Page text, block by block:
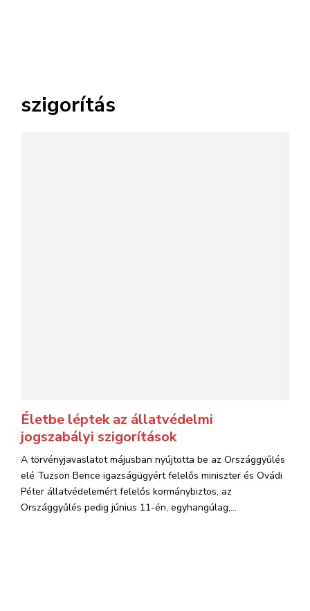
szigorítás
Életbe léptek az állatvédelmi
jogszabályi szigorítások
A törvényjavaslatot májusban nyújtotta be az Országgyűlés
elé Tuzson Bence igazságügyért felelős miniszter és Ovádi
Péter állatvédelemért felelős kormánybiztos, az
Országgyűlés pedig június 11-én, egyhangúlag,...